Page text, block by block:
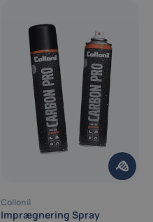
Collonil
Imprægnering Spray